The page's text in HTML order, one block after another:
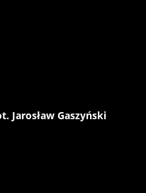
Jarosław Gaszyński